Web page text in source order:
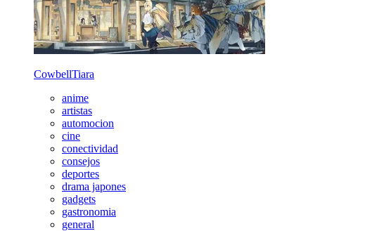
CowbellTiara
anime
artistas
automocion
cine
conectividad
consejos
deportes
drama japones
gadgets
gastronomia
general